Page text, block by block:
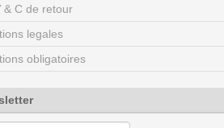
& C de retour
legales
obligatoires